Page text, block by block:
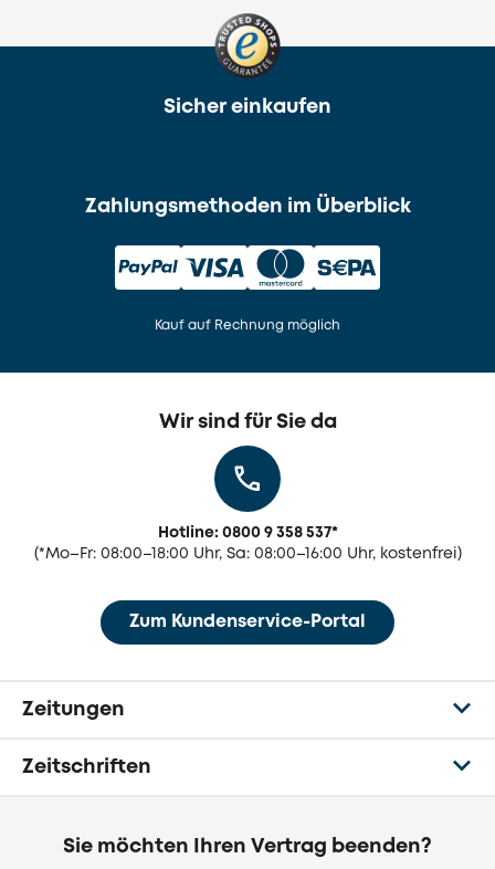
Zahlungsmethoden im Überblick
Kauf auf Rechnung möglich
Sicher einkaufen
Wir sind für Sie da
Hotline: 0800 9 358 537*
(*Mo–Fr: 08:00–18:00 Uhr, Sa: 08:00–16:00 Uhr, kostenfrei)
Zum Kundenservice-Portal
Zeitungen
Zeitschriften
Sie möchten Ihren Vertrag beenden?